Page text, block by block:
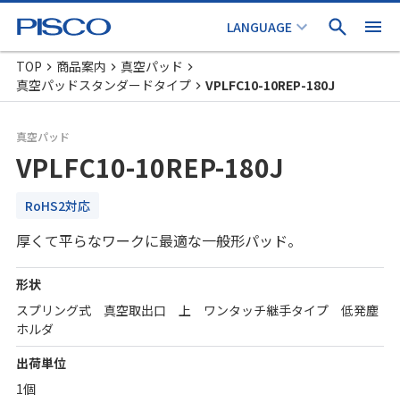
TOP 商品案内
真空パッド
真空パッドスタンダードタイプ
VPLFC10-10REP-180J
真空パッド
VPLFC10-10REP-180J
RoHS2対応
厚くて平らなワークに最適な一般形パッド。
形状
スプリング式 真空取出口 上 ワンタッチ継手タイプ 低発塵
ホルダ
出荷単位
1個